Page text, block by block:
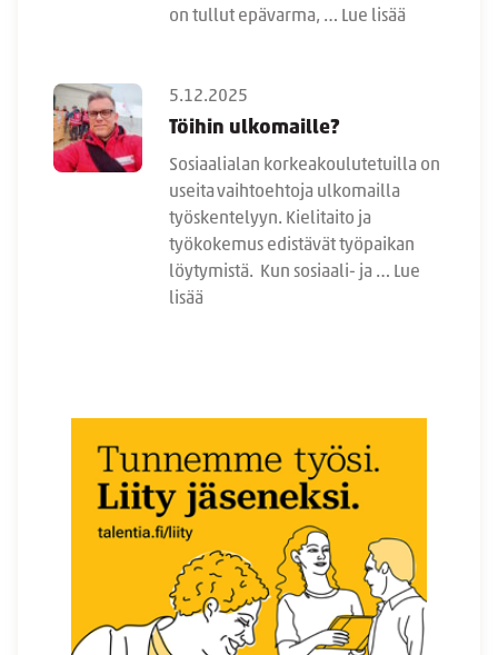
on tullut epävarma, … Lue lisää
5.12.2025
Töihin ulkomaille?
Sosiaalialan korkeakoulutetuilla on
useita vaihtoehtoja ulkomailla
työskentelyyn. Kielitaito ja
työkokemus edistävät työpaikan
löytymistä. Kun sosiaali- ja … Lue
lisää